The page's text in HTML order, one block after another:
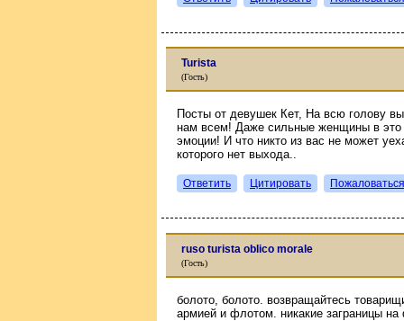
Turista
(Гость)
Посты от девушек Кет, На всю голову
нам всем! Даже сильные женщины в
эмоции! И что никто из вас не может
которого нет выхода..
Ответить Цитировать Пожаловаться
ruso turista oblico morale
(Гость)
болото, болото. возвращайтесь
армией и флотом. никакие заграницы